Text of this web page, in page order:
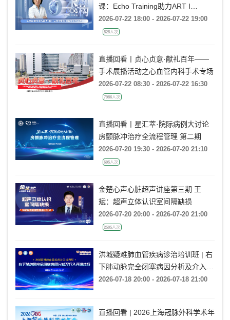
课：Echo Training助力ART I
Rebecca T. Hahn教授《主动脉瓣反
流的超声培训：从病理机制到临床诊
2026-07-22 18:00 - 2026-07-22 19:00
525人次
直播回看丨贞心贞意·献礼百年——
手术展播活动之心血管内科手术专场
2026-07-22 08:30 - 2026-07-22 16:30
7986人次
直播回看丨星汇萃·院际病例大讨论
房颤脉冲治疗全流程管理 第二期
2026-07-20 19:30 - 2026-07-20 21:10
695人次
金楚心声心脏超声讲座第三期 王
斌：超声立体认识室间隔缺损
2026-07-20 20:00 - 2026-07-20 21:00
2505人次
洪城疑难肺血管疾病诊治培训班 | 右
下肺动脉完全闭塞病因分析及介入开
通技巧
2026-07-18 20:00 - 2026-07-18 21:00
直播回看 | 2026上海冠脉外科学术年